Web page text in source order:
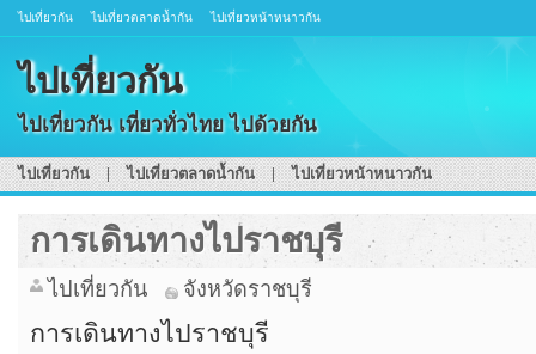
ไปเที่ยวกัน ไปเที่ยวตลาดน้ำกัน ไปเที่ยวหน้าหนาวกัน
ไปเที่ยวกัน
ไปเที่ยวกัน เที่ยวทั่วไทย ไปด้วยกัน
ไปเที่ยวกัน ไปเที่ยวตลาดน้ำกัน ไปเที่ยวหน้าหนาวกัน
การเดินทางไปราชบุรี
ไปเที่ยวกัน จังหวัดราชบุรี
การเดินทางไปราชบุรี